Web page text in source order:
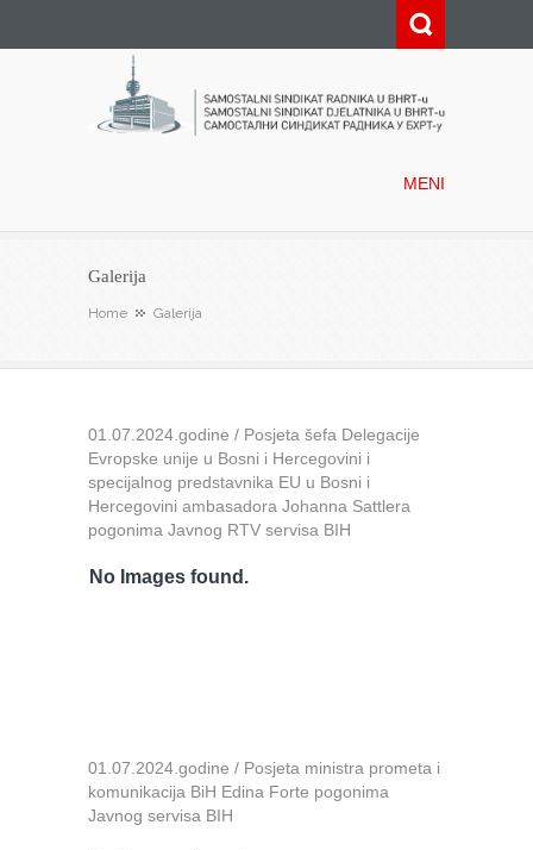
MENI
Galerija
Home Galerija
01.07.2024.godine / Posjeta šefa Delegacije
Evropske unije u Bosni i Hercegovini i
specijalnog predstavnika EU u Bosni i
Hercegovini ambasadora Johanna Sattlera
pogonima Javnog RTV servisa BIH
No Images found.
01.07.2024.godine / Posjeta ministra prometa i
komunikacija BiH Edina Forte pogonima
Javnog servisa BIH